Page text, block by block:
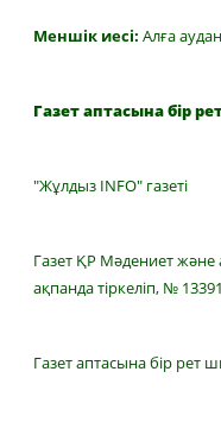
Меншік иесі: Алға
Газет аптасына бір
"Жұлдыз INFO" газеті
Газет ҚР Мәдениет және
ақпанда тіркеліп, №
Газет аптасына бір рет